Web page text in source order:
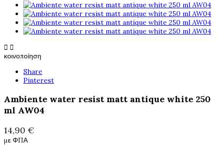
 
κοινοποίηση
Share
Pinterest
Ambiente water resist matt antique white 250
ml AW04
14,90 €
με ΦΠΑ